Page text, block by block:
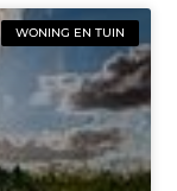
WONING EN TUIN